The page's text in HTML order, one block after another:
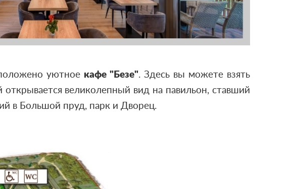
уютное кафе "Безе". Здесь вы можете взять
великолепный вид на павильон, ставший
в Большой пруд, парк и Дворец.